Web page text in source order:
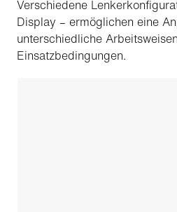
Verschiedene
Display – ermöglichen eine
unterschiedliche
Einsatzbedingungen.